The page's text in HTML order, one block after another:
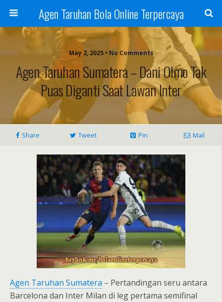
Agen Taruhan Bola Online Terpercaya
May 2, 2025 • No Comments
Agen Taruhan Sumatera – Dani Olmo Tak
Puas Diganti Saat Lawan Inter
Share Tweet Pin Mail
Agen Taruhan Sumatera – Pertandingan seru antara
Barcelona dan Inter Milan di leg pertama semifinal